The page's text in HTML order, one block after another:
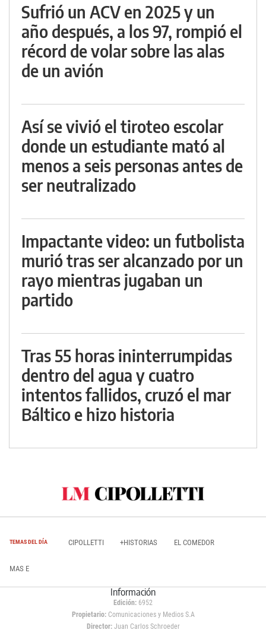
Sufrió un ACV en 2025 y un
año después, a los 97, rompió el
récord de volar sobre las alas
de un avión
Así se vivió el tiroteo escolar
donde un estudiante mató al
menos a seis personas antes de
ser neutralizado
Impactante video: un futbolista
murió tras ser alcanzado por un
rayo mientras jugaban un
partido
Tras 55 horas ininterrumpidas
dentro del agua y cuatro
intentos fallidos, cruzó el mar
Báltico e hizo historia
TEMAS DEL DÍA CIPOLLETTI +HISTORIAS EL COMEDOR
MAS E
Información
Edición: 6952
Propietario:Comunicaciones y Medios S.A
Director: Juan Carlos Schroeder